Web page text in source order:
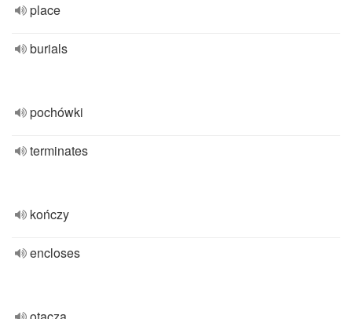
place
burials
pochówki
terminates
kończy
encloses